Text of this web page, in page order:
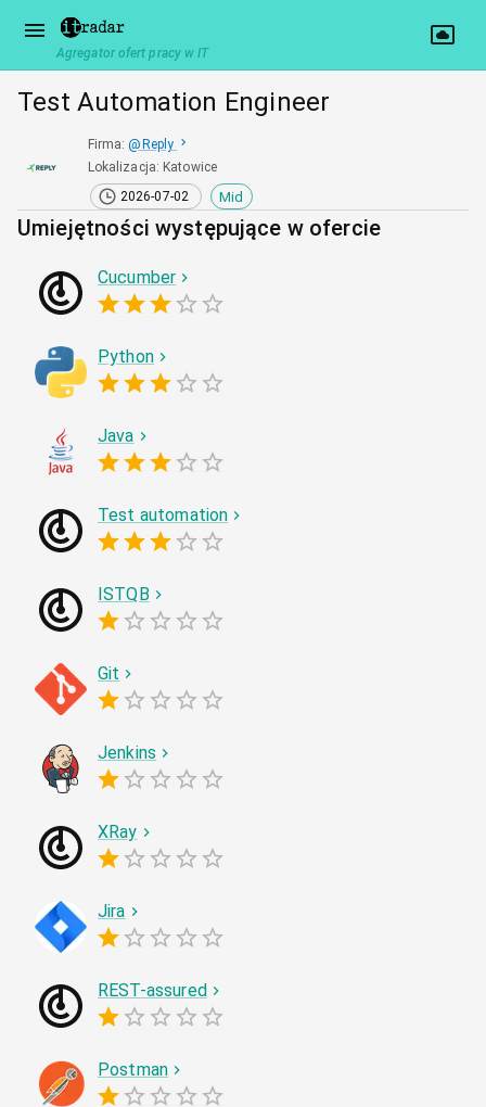
Agregator ofert pracy w IT
Test Automation Engineer
Firma: @ Reply
Lokalizacja: Katowice
2026-07-02
Mid
Umiejętności występujące w ofercie
Cucumber
Python
Java
Test automation
ISTQB
Git
Jenkins
XRay
Jira
REST-assured
Postman